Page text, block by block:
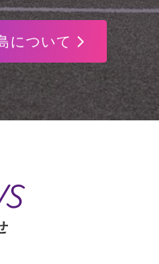
について